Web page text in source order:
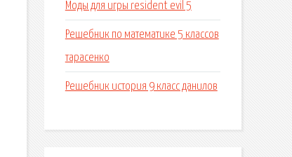
Моды для игры resident evil 5
Решебник по математике 5 классов
тарасенко
Решебник история 9 класс данилов